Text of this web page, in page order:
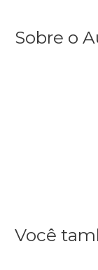
Sobre o
Você